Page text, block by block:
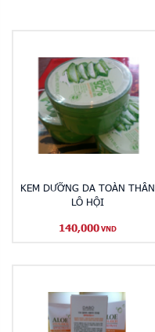
KEM DƯỠNG DA TOÀN THÂN
LÔ HỘI
140,000 VND